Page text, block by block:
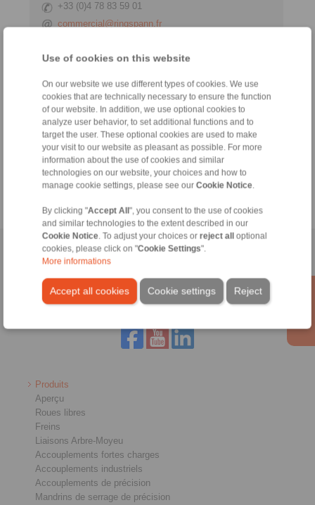
Use of cookies on this website
On our website we use different types of cookies. We use
cookies that are technically necessary to ensure the function
of our website. In addition, we use optional cookies to
analyze user behavior, to set additional functions and to
target the user. These optional cookies are used to make
your visit to our website as pleasant as possible. For more
information about the use of cookies and similar
technologies on our website, your choices and how to
manage cookie settings, please see our Cookie Notice
By clicking "Accept All", you consent to the use of cookies
and similar technologies to the extent described in our
Cookie Notice . To adjust your choices or reject alloptional
cookies, please click on "Cookie Settings".
More informations
Accept all cookies Reject
Cookie settings
+33 (0)4 78 83 59 01
commercial@ringspann.fr
Service Technique:
commercial@ringspann.fr
Outils
Outil de calcul
Accueil|Formulaire de contact|Mentions légales
Connexion
Produits
Aperçu
Roues libres
Freins
Liaisons Arbre-Moyeu
Accouplements fortes charges
Accouplements industriels
Accouplements de précision
Mandrins de serrage de précision